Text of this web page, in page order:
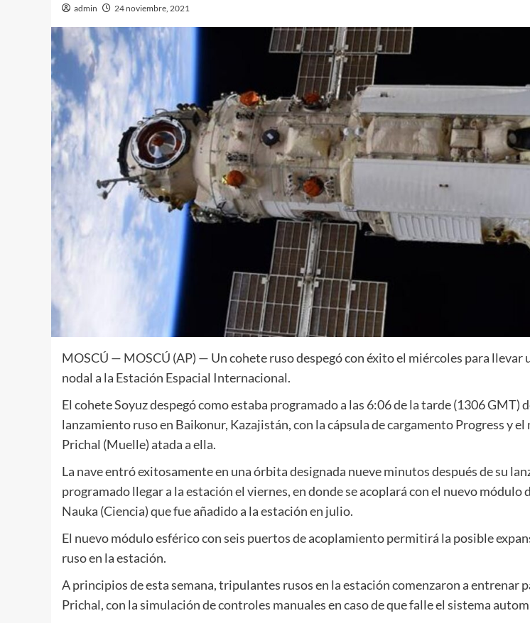
admin 24 noviembre, 2021
MOSCÚ — MOSCÚ (AP) — Un cohete ruso despegó con éxito el miércoles para llevar
nodal a la Estación Espacial Internacional.
El cohete Soyuz despegó como estaba programado a las 6:06 de la tarde (1306 GMT)
lanzamiento ruso en Baikonur, Kazajistán, con la cápsula de cargamento Progress y
Prichal (Muelle) atada a ella.
La nave entró exitosamente en una órbita designada nueve minutos después de su
programado llegar a la estación el viernes, en donde se acoplará con el nuevo
Nauka (Ciencia) que fue añadido a la estación en julio.
El nuevo módulo esférico con seis puertos de acoplamiento permitirá la posible
ruso en la estación.
A principios de esta semana, tripulantes rusos en la estación comenzaron a entrenar
Prichal, con la simulación de controles manuales en caso de que falle el sistema